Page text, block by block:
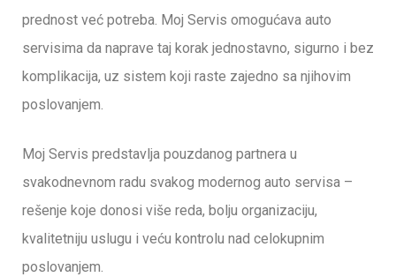
prednost već potreba. Moj Servis omogućava auto
servisima da naprave taj korak jednostavno, sigurno i bez
komplikacija, uz sistem koji raste zajedno sa njihovim
poslovanjem.
Moj Servis predstavlja pouzdanog partnera u
svakodnevnom radu svakog modernog auto servisa –
rešenje koje donosi više reda, bolju organizaciju,
kvalitetniju uslugu i veću kontrolu nad celokupnim
poslovanjem.